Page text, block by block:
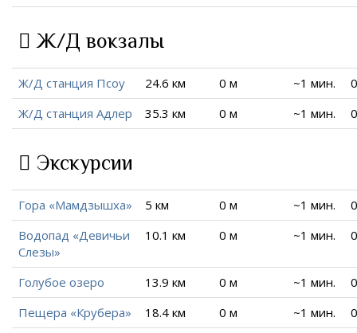
Ж/Д вокзалы
Ж/Д станция Псоу 24.6 км 0 м ~1 мин.
Ж/Д станция Адлер
35.3 км 0 м ~1 мин.
Экскурсии
Гора «Мамдзышха» 5 км 0 м ~1 мин.
Водопад «Девичьи
Слезы»
10.1 км 0 м ~1 мин.
Голубое озеро 13.9 км 0 м ~1 мин.
Пещера «Крубера»
18.4 км 0 м ~1 мин.